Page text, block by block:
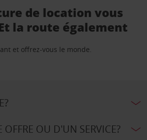
de location vous
la route également
et offrez-vous le monde.
OU D'UN SERVICE?